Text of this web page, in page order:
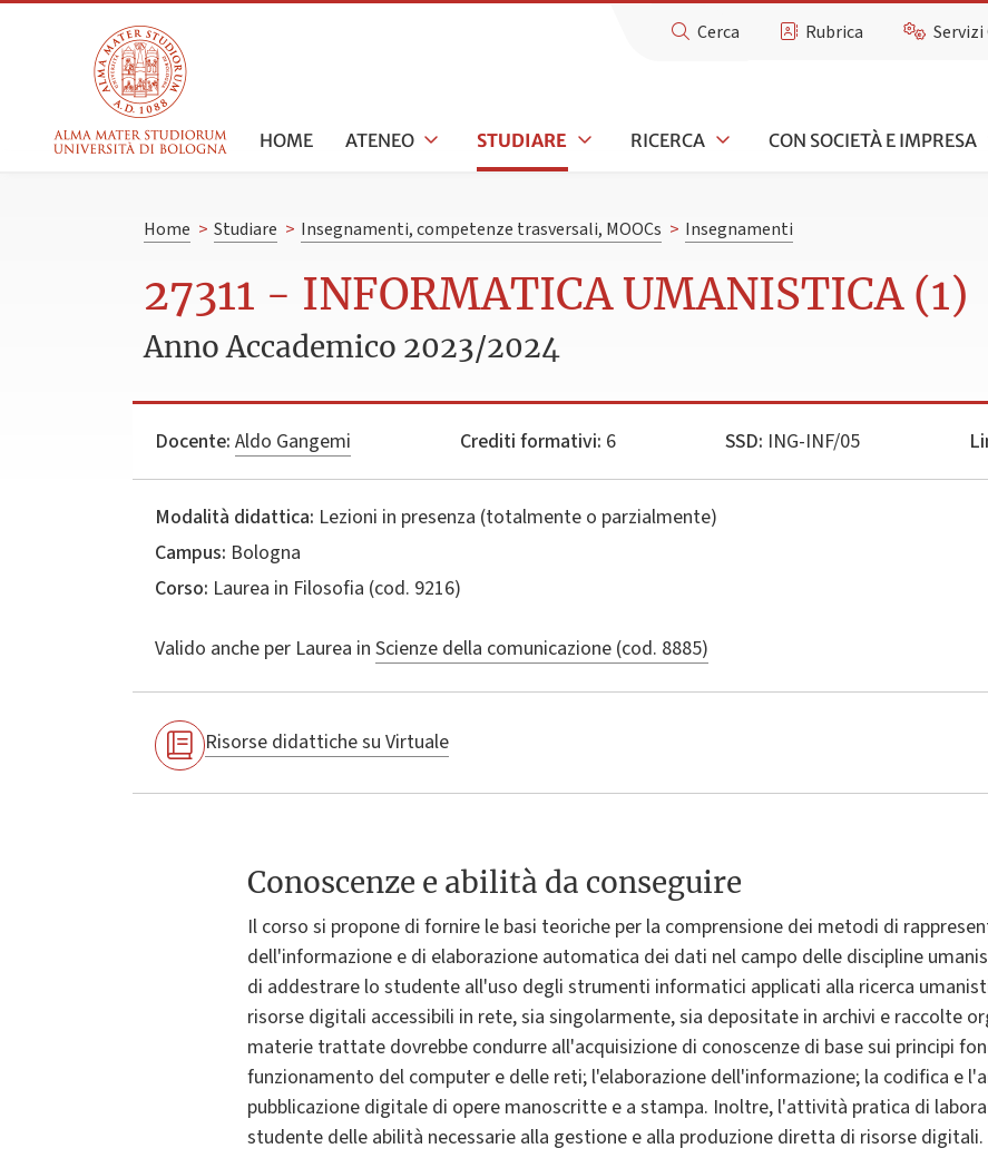
Cerca Rubrica
HOME ATENEO STUDIARE RICERCA CON SOCIETÀ E IMPRESA
Home > Studiare > Insegnamenti, competenze trasversali, MOOCs > Insegnamenti
27311 - INFORMATICA UMANISTICA (1)
Anno Accademico 2023/2024
Docente: Aldo Gangemi Crediti formativi: 6 SSD: ING-INF/05
Modalità didattica: Lezioni in presenza (totalmente o parzialmente)
Campus: Bologna
Corso: Laurea in Filosofia (cod. 9216)
Valido anche per Laurea in Scienze della comunicazione (cod. 8885)
Risorse didattiche su Virtuale
Conoscenze e abilità da conseguire
Il corso si propone di fornire le basi teoriche per la comprensione dei metodi di
dell'informazione e di elaborazione automatica dei dati nel campo delle discipline
di addestrare lo studente all'uso degli strumenti informatici applicati alla ricerca
risorse digitali accessibili in rete, sia singolarmente, sia depositate in archivi e raccolte
materie trattate dovrebbe condurre all'acquisizione di conoscenze di base sui principi
funzionamento del computer e delle reti; l'elaborazione dell'informazione; la codifica e
pubblicazione digitale di opere manoscritte e a stampa. Inoltre, l'attività pratica di
studente delle abilità necessarie alla gestione e alla produzione diretta di risorse digitali.